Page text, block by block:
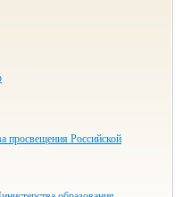
просвещения Российской